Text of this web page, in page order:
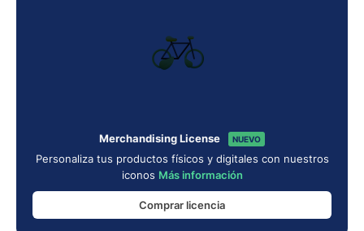
Merchandising License NUEVO
Personaliza tus productos físicos y digitales con nuestros
iconos Más información
Comprar licencia